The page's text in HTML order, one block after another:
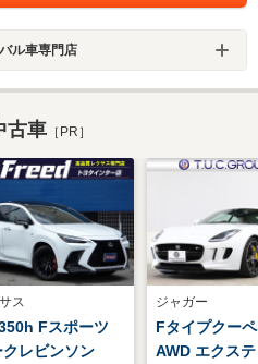
ル車専門店
古車 ［PR］
ス
Fスポーツ
クレビンソン
ジャガー
Fタイプクー
AWD エクス